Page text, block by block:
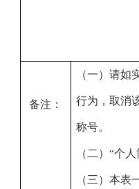
备注：
（一）请
行为，取消
称号。
（二）“个人
（三）本表